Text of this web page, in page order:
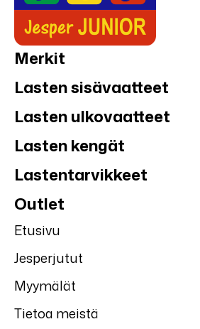
Merkit
Lasten sisävaatteet
Lasten ulkovaatteet
Lasten kengät
Lastentarvikkeet
Outlet
Etusivu
Jesperjutut
Myymälät
Tietoa meistä